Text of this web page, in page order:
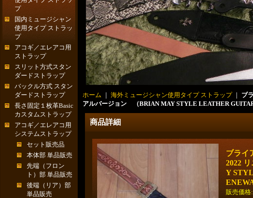
プ
国内ミュージシャン
使用タイプ ストラッ
プ
アコギ／エレアコ用
ストラップ
スリット方式スタン
ダードストラップ
バックル方式 スタン
ダードストラップ
長さ固定１枚革Basic
カスタムストラップ
アコギ／エレアコ用
システムストラップ
セット販売品
本体部 単品販売
先端（フロン
ト）部 単品販売
後端（リア）部
単品販売
ホーム ｜ 海外ミュージシャン使用タイプ ストラップ｜ ブ
アルバージョン （BRIAN MAY STYLE LEATHER GUITAR
商品詳細
ブライ
2022
Y
販売価格: